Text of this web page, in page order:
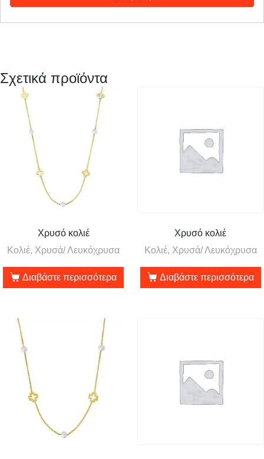
Σχετικά προϊόντα
Χρυσό κολιέ
Κολιέ, Χρυσά/ Λευκόχρυσα
Διαβάστε περισσότερα
Χρυσό κολιέ
Κολιέ, Χρυσά/ Λευκόχρυσα
Διαβάστε περισσότερα